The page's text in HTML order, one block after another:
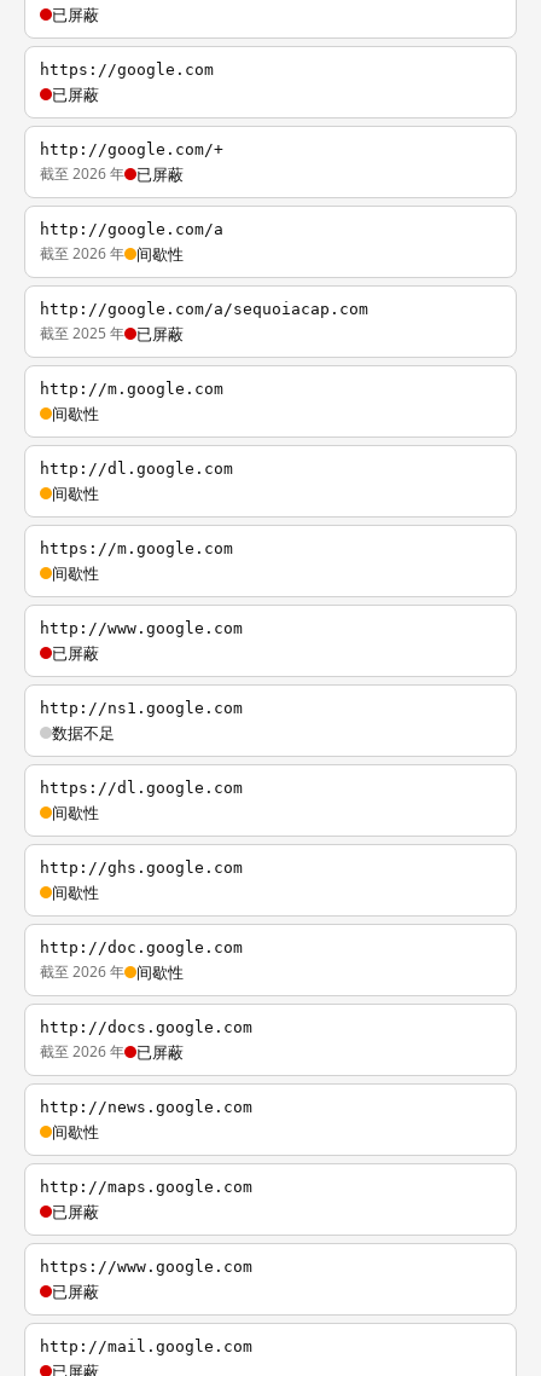
已屏蔽
https://google.com
已屏蔽
http://google.com/+
截至 2026 年 已屏蔽
http://google.com/a
截至 2026 年 间歇性
http://google.com/a/sequoiacap.com
截至 2025 年 已屏蔽
http://m.google.com
间歇性
http://dl.google.com
间歇性
https://m.google.com
间歇性
http://www.google.com
已屏蔽
http://ns1.google.com
数据不足
https://dl.google.com
间歇性
http://ghs.google.com
间歇性
http://doc.google.com
截至 2026 年 间歇性
http://docs.google.com
截至 2026 年 已屏蔽
http://news.google.com
间歇性
http://maps.google.com
已屏蔽
https://www.google.com
已屏蔽
http://mail.google.com
已屏蔽